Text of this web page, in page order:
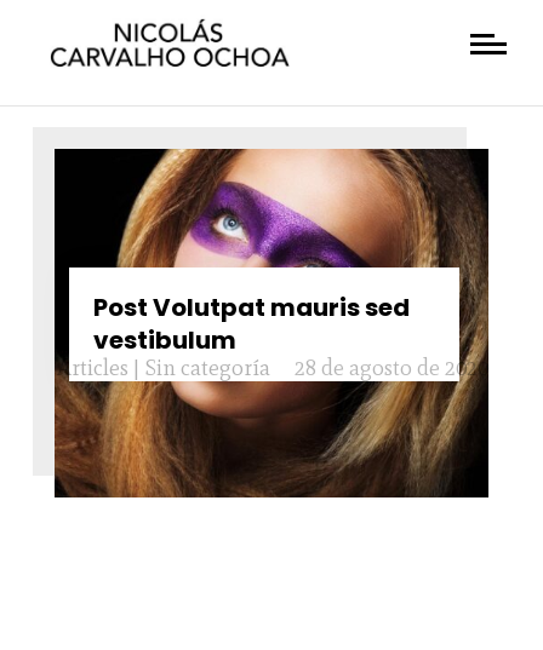
Post Volutpat mauris sed
vestibulum
28 de agosto de 2020
Articles | Sin categoría